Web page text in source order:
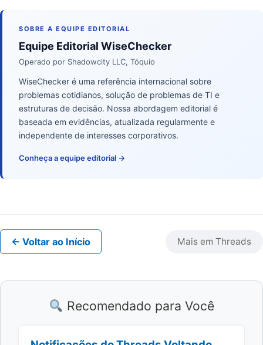
SOBRE A EQUIPE EDITORIAL
Equipe Editorial WiseChecker
Operado por Shadowcity LLC, Tóquio
WiseChecker é uma referência internacional sobre
problemas cotidianos, solução de problemas de TI e
estruturas de decisão. Nossa abordagem editorial é
baseada em evidências, atualizada regularmente e
independente de interesses corporativos.
Conheça a equipe editorial →
← Voltar ao Início Mais em Threads
Recomendado para Você